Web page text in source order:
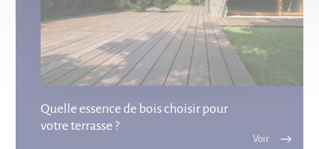
Quelle essence de bois choisir pour
votre terrasse ?